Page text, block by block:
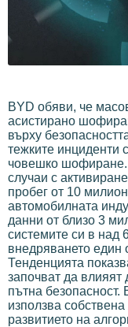
BYD обяви, че
асистирано
върху
тежките инциденти
човешко шофиране.
случаи с
пробег от 10
автомобилната
данни от близо 3
системите си в над
внедряването един
Тенденцията
започват да влияят
пътна
използва
развитието на